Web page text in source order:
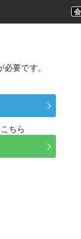
要です。
ちら